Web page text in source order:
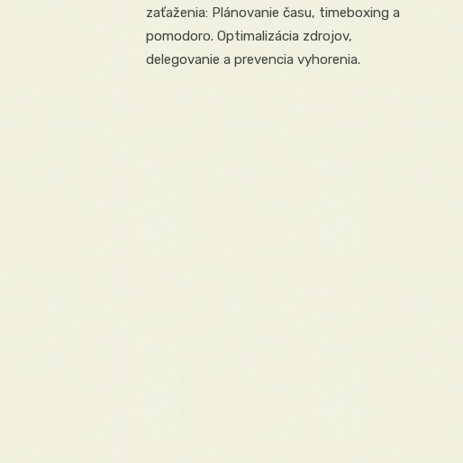
zaťaženia: Plánovanie času, timeboxing a
pomodoro. Optimalizácia zdrojov,
delegovanie a prevencia vyhorenia.